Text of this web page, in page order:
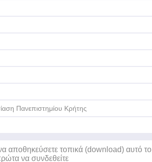
Πανεπιστημίου Κρήτης
αποθηκεύσετε τοπικά (download) αυτό το
να συνδεθείτε